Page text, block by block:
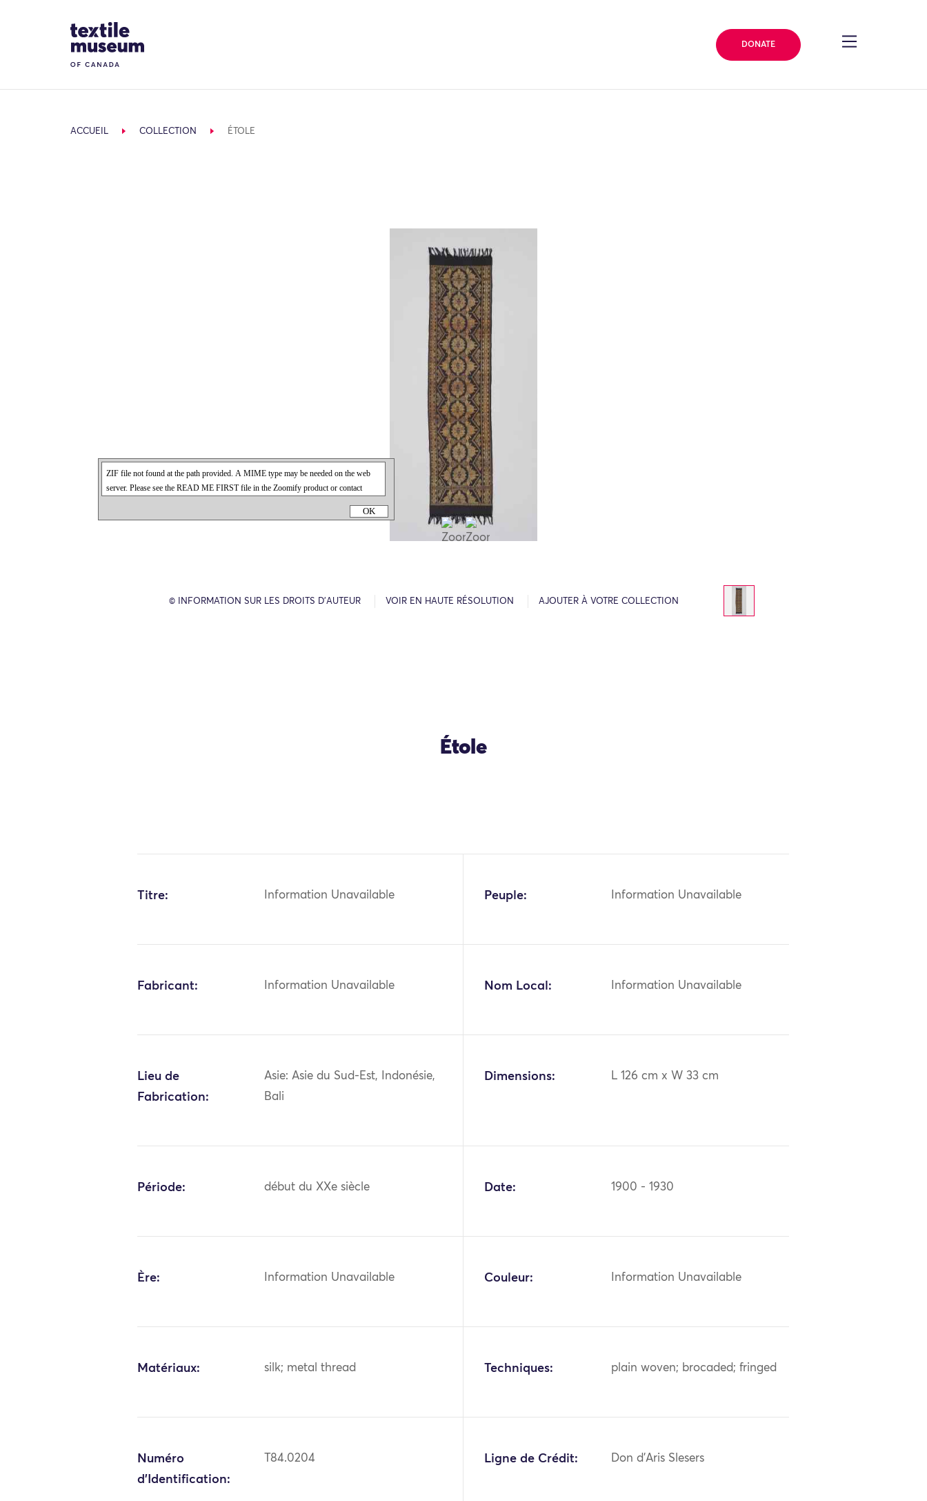
Site Logo
DONATE
ACCUEIL COLLECTION ÉTOLE
OK
© INFORMATION SUR LES DROITS D’AUTEUR VOIR EN HAUTE RÉSOLUTION AJOUTER À VOTRE COLLECTION
Étole
Titre: Information Unavailable Peuple: Information Unavailable
Fabricant: Information Unavailable Nom Local: Information Unavailable
Lieu de
Fabrication:
Asie: Asie du Sud-Est, Indonésie,
Bali
Dimensions: L 126 cm x W 33 cm
Période: début du XXe siècle Date: 1900 - 1930
Ère: Information Unavailable Couleur: Information Unavailable
Matériaux: silk; metal thread Techniques: plain woven; brocaded; fringed
Numéro
d'Identification:
T84.0204 Ligne de Crédit: Don d'Aris Slesers